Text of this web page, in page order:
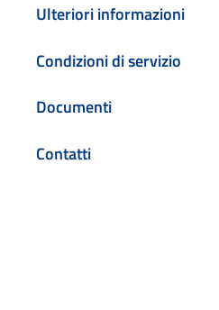
Ulteriori informazioni
Condizioni di servizio
Documenti
Contatti